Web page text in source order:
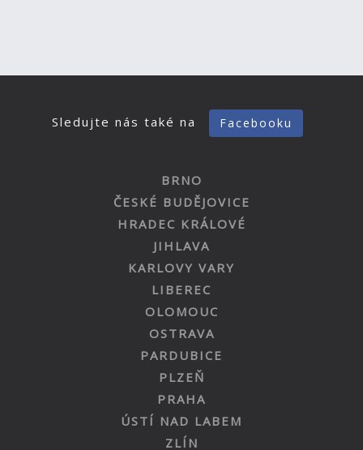
Sledujte nás také na Facebooku
BRNO
ČESKÉ BUDĚJOVICE
HRADEC KRÁLOVÉ
JIHLAVA
KARLOVY VARY
LIBEREC
OLOMOUC
OSTRAVA
PARDUBICE
PLZEŇ
PRAHA
ÚSTÍ NAD LABEM
ZLÍN